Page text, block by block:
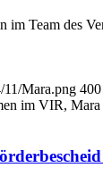
im Team des
11/Mara.png 400
im VIR, Mara